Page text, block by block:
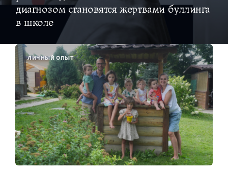
диагнозом становятся жертвами буллинга
в школе
ЛИЧНЫЙ ОПЫТ